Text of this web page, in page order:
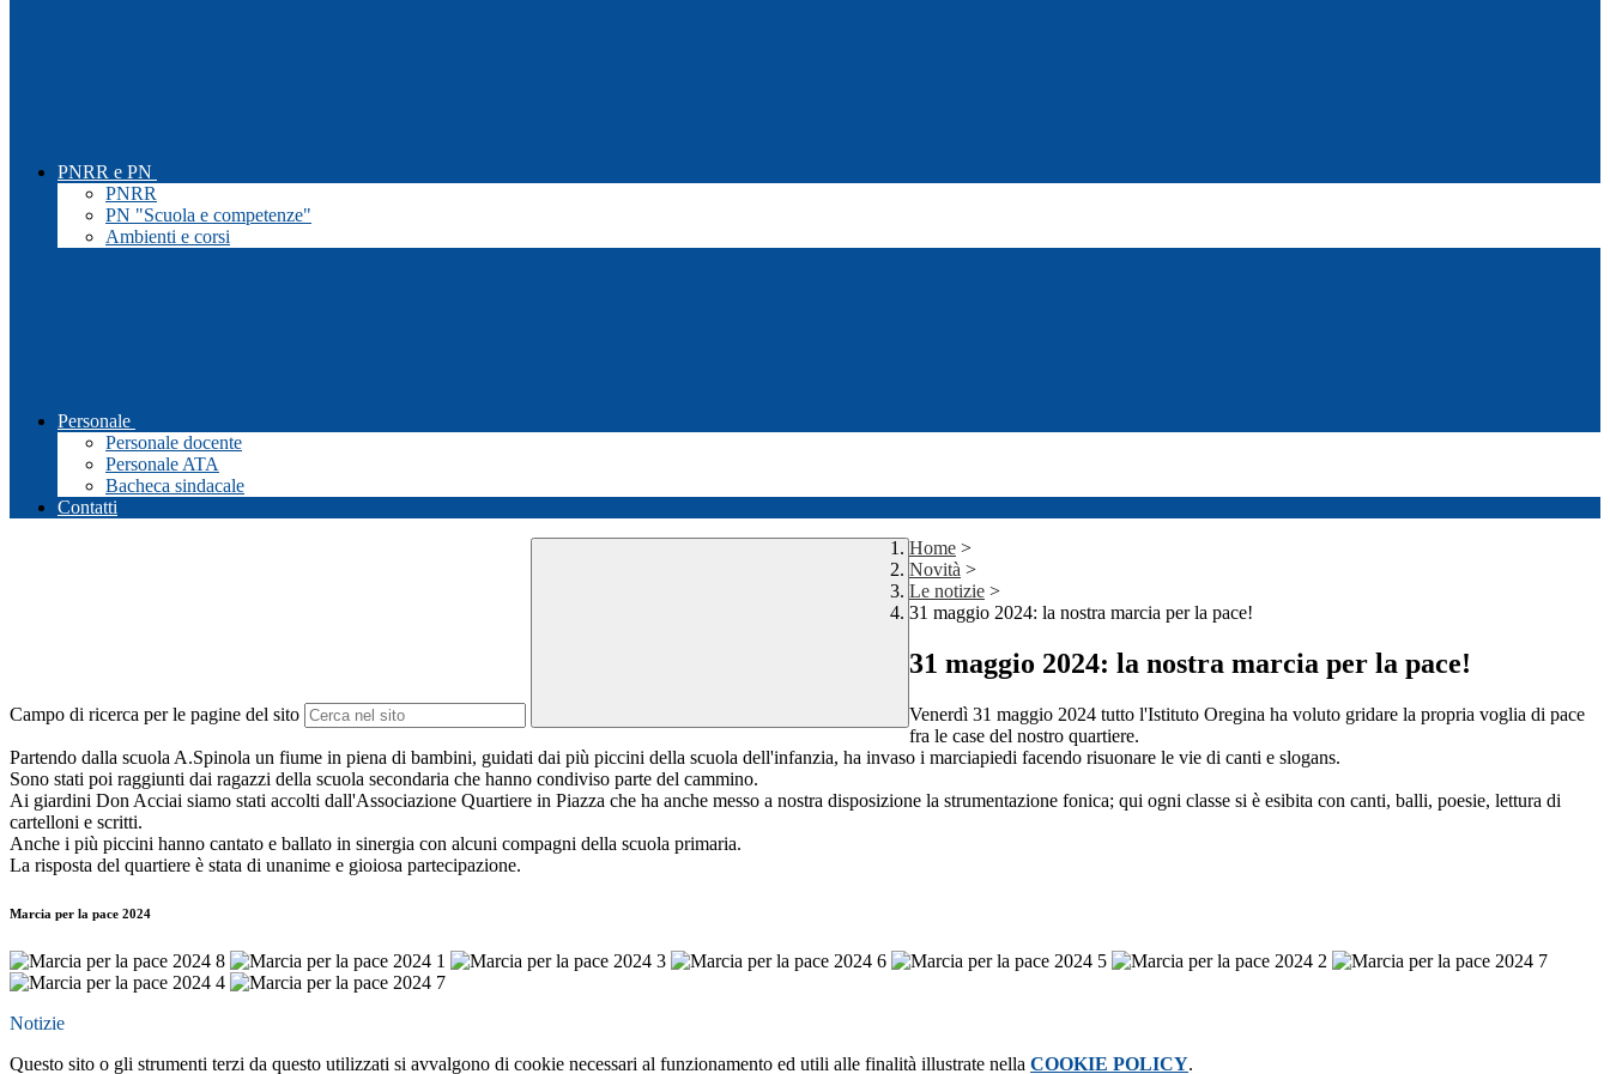
PNRR e PN
PNRR
PN "Scuola e competenze"
Ambienti e corsi
Personale
Personale docente
Personale ATA
Bacheca sindacale
Contatti
Campo di ricerca per le pagine del sito
Home >
Novità >
Le notizie >
31 maggio 2024: la nostra marcia per la pace!
31 maggio 2024: la nostra marcia per la pace!
Venerdì 31 maggio 2024 tutto l'Istituto Oregina ha voluto gridare la propria voglia di pace
fra le case del nostro quartiere.
Partendo dalla scuola A.Spinola un fiume in piena di bambini, guidati dai più piccini della scuola dell'infanzia, ha invaso i marciapiedi facendo risuonare le vie di canti e slogans.
Sono stati poi raggiunti dai ragazzi della scuola secondaria che hanno condiviso parte del cammino.
Ai giardini Don Acciai siamo stati accolti dall'Associazione Quartiere in Piazza che ha anche messo a nostra disposizione la strumentazione fonica; qui ogni classe si è esibita con canti, balli, poesie, lettura di
cartelloni e scritti.
Anche i più piccini hanno cantato e ballato in sinergia con alcuni compagni della scuola primaria.
La risposta del quartiere è stata di unanime e gioiosa partecipazione.
Marcia per la pace 2024
Notizie
Questo sito o gli strumenti terzi da questo utilizzati si avvalgono di cookie necessari al funzionamento ed utili alle finalità illustrate nella COOKIE POLICY.